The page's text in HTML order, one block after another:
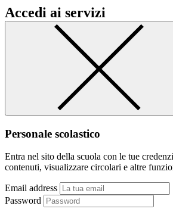
Accedi ai servizi
Personale scolastico
Entra nel sito della scuola con le tue
contenuti, visualizzare circolari e altre
Email address
Password